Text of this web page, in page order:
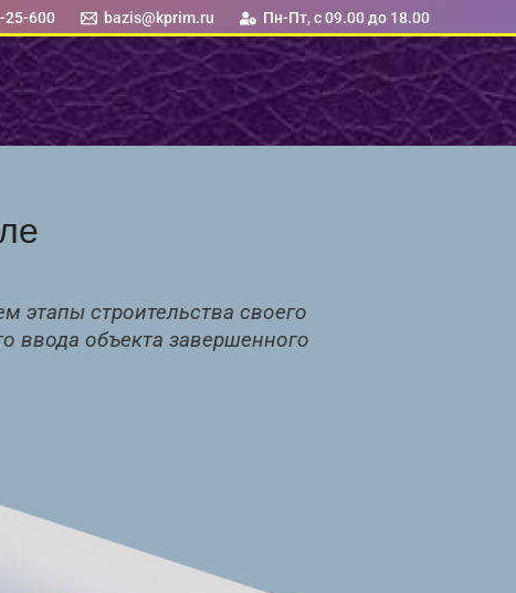
25-600 bazis@kprim.ru Пн-Пт, с 09.00 до 18.00
этапы строительства своего
ввода объекта завершенного